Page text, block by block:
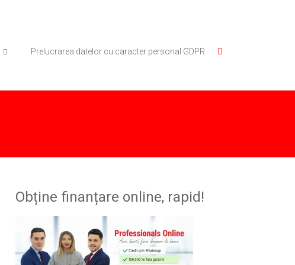
Prelucrarea datelor cu caracter personal GDPR
Obține finanțare online, rapid!